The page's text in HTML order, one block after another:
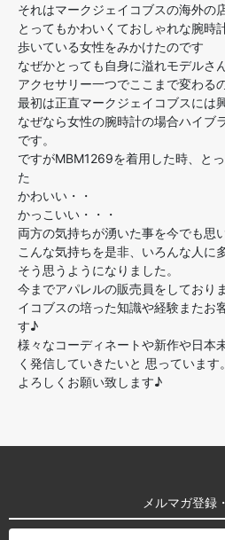
それはマークジェイコブスの海外の
とってもかわいくておしゃれな腕時
歩いている女性をみかけたのです
なぜかとっても自身に溢れモデルさ
アクセサリー一つでここまで変わる
最初は正直マークジェイコブスには
なぜなら女性の腕時計の場合ハイブ
です。
ですがMBM1269を着用した時、と
た
かわいい・・
かっこいい・・・
両方の気持ちが湧いた事を今でも思
こんな気持ちを是非、いろんな人に
そう思うようになりました。
今までアパレルの販売員をしており
イコブスの培った知識や経験またお
す♪
様々なコーディネートや新作や日本
く発信していきたいと 思っています。
よろしくお願い致します♪
メルマガ登録